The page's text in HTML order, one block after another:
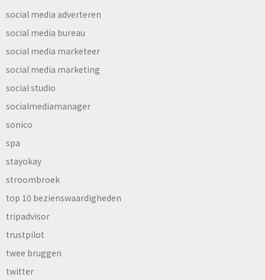
social media adverteren
social media bureau
social media marketeer
social media marketing
social studio
socialmediamanager
sonico
spa
stayokay
stroombroek
top 10 bezienswaardigheden
tripadvisor
trustpilot
twee bruggen
twitter